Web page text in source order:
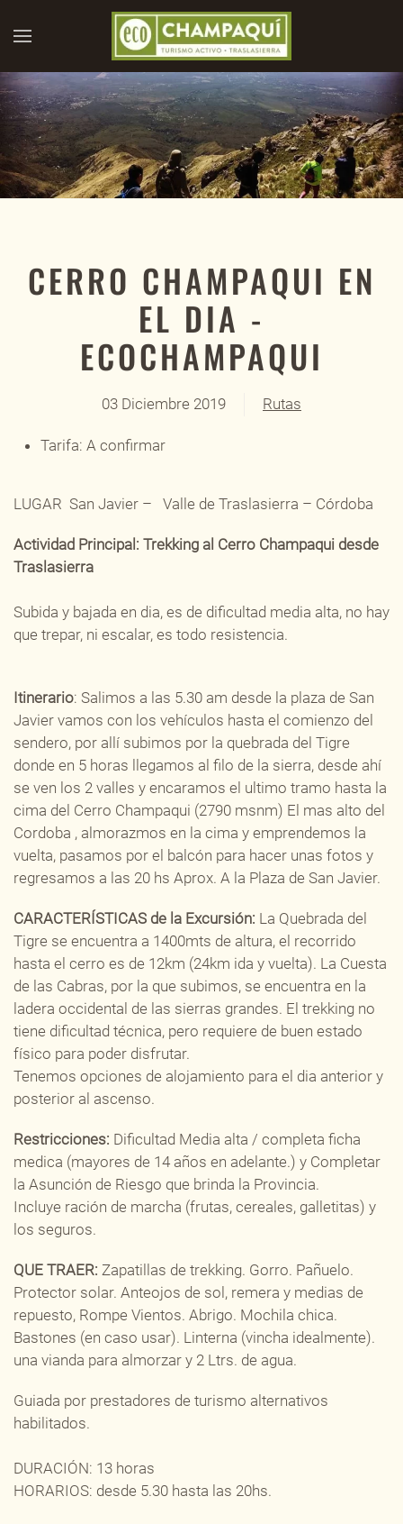
Skip to main content
CERRO CHAMPAQUI EN
EL DIA -
ECOCHAMPAQUI
03 Diciembre 2019 Rutas
Tarifa: A confirmar
LUGAR San Javier – Valle de Traslasierra – Córdoba
Actividad Principal: Trekking al Cerro Champaqui desde
Traslasierra
Subida y bajada en dia, es de dificultad media alta, no hay
que trepar, ni escalar, es todo resistencia.
Itinerario: Salimos a las 5.30 am desde la plaza de San
Javier vamos con los vehículos hasta el comienzo del
sendero, por allí subimos por la quebrada del Tigre
donde en 5 horas llegamos al filo de la sierra, desde ahí
se ven los 2 valles y encaramos el ultimo tramo hasta la
cima del Cerro Champaqui (2790 msnm) El mas alto del
Cordoba , almorazmos en la cima y emprendemos la
vuelta, pasamos por el balcón para hacer unas fotos y
regresamos a las 20 hs Aprox. A la Plaza de San Javier.
CARACTERÍSTICAS de la Excursión: La Quebrada del
Tigre se encuentra a 1400mts de altura, el recorrido
hasta el cerro es de 12km (24km ida y vuelta). La Cuesta
de las Cabras, por la que subimos, se encuentra en la
ladera occidental de las sierras grandes. El trekking no
tiene dificultad técnica, pero requiere de buen estado
físico para poder disfrutar.
Tenemos opciones de alojamiento para el dia anterior y
posterior al ascenso.
Restricciones: Dificultad Media alta / completa ficha
medica (mayores de 14 años en adelante.) y Completar
la Asunción de Riesgo que brinda la Provincia.
Incluye ración de marcha (frutas, cereales, galletitas) y
los seguros.
QUE TRAER: Zapatillas de trekking. Gorro. Pañuelo.
Protector solar. Anteojos de sol, remera y medias de
repuesto, Rompe Vientos. Abrigo. Mochila chica.
Bastones (en caso usar). Linterna (vincha idealmente).
una vianda para almorzar y 2 Ltrs. de agua.
Guiada por prestadores de turismo alternativos
habilitados.
DURACIÓN: 13 horas
HORARIOS: desde 5.30 hasta las 20hs.